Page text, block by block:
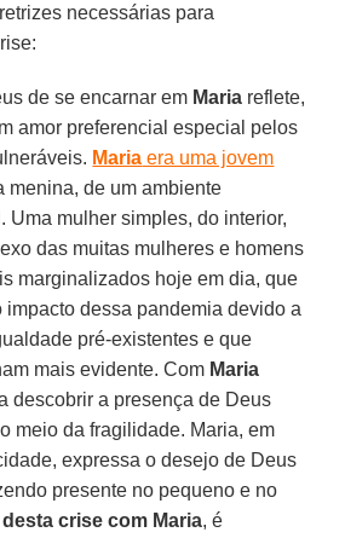
necessárias para
de se encarnar em Maria reflete,
amor preferencial especial pelos
Maria era uma jovem
menina, de um ambiente
Uma mulher simples, do interior,
das muitas mulheres e homens
marginalizados hoje em dia, que
impacto dessa pandemia devido a
pré-existentes e que
mais evidente. Com Maria
descobrir a presença de Deus
meio da fragilidade. Maria, em
expressa o desejo de Deus
presente no pequeno e no
crise com Maria, é